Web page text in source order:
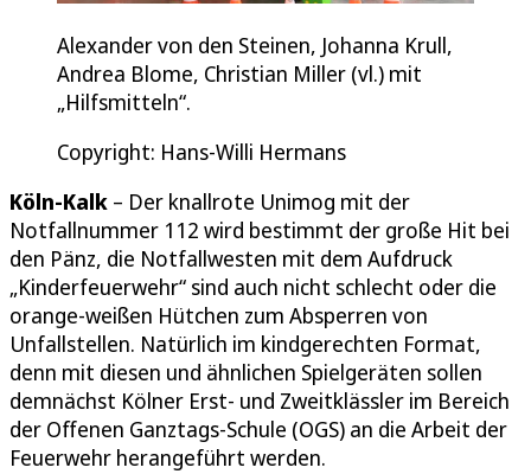
Alexander von den Steinen, Johanna Krull,
Andrea Blome, Christian Miller (vl.) mit
„Hilfsmitteln“.
Copyright: Hans-Willi Hermans
Köln-Kalk – Der knallrote Unimog mit der
Notfallnummer 112 wird bestimmt der große Hit bei
den Pänz, die Notfallwesten mit dem Aufdruck
„Kinderfeuerwehr“ sind auch nicht schlecht oder die
orange-weißen Hütchen zum Absperren von
Unfallstellen. Natürlich im kindgerechten Format,
denn mit diesen und ähnlichen Spielgeräten sollen
demnächst Kölner Erst- und Zweitklässler im Bereich
der Offenen Ganztags-Schule (OGS) an die Arbeit der
Feuerwehr herangeführt werden.